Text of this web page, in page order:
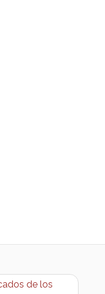
de los